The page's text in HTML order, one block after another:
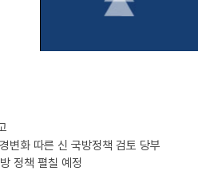
변화 따른 신 국방정책 검토 당부
정책 펼칠 예정